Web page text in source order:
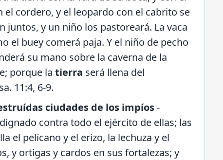
cordero, y el leopardo con el cabrito se
juntos, y un niño los pastoreará. La vaca
el buey comerá paja. Y el niño de pecho
su mano sobre la caverna de la
porque la tierra será llena del
11:4, 6-9.
ciudades de los impíos-
contra todo el ejército de ellas; las
el pelícano y el erizo, la lechuza y el
y ortigas y cardos en sus fortalezas; y